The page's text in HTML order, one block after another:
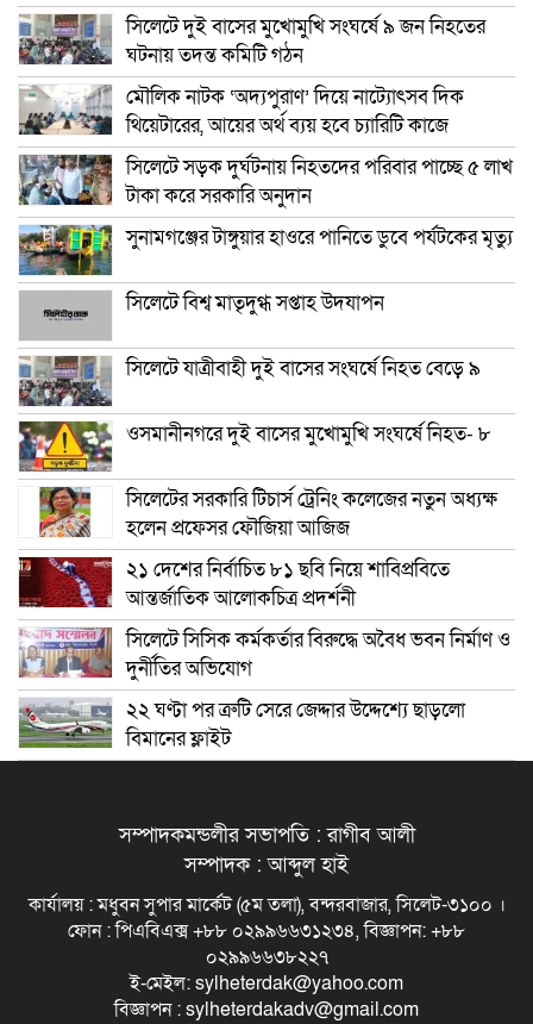
সিলেটে দুই বাসের মুখোমুখি সংঘর্ষে ৯ জন নিহতের
ঘটনায় তদন্ত কমিটি গঠন
মৌলিক নাটক ‘অদ্যপুরাণ’ দিয়ে নাট্যোৎসব দিক
থিয়েটারের, আয়ের অর্থ ব্যয় হবে চ্যারিটি কাজে
সিলেটে সড়ক দুর্ঘটনায় নিহতদের পরিবার পাচ্ছে ৫ লাখ
টাকা করে সরকারি অনুদান
সুনামগঞ্জের টাঙ্গুয়ার হাওরে পানিতে ডুবে পর্যটকের মৃত্যু
সিলেটে বিশ্ব মাতৃদুগ্ধ সপ্তাহ উদযাপন
সিলেটে যাত্রীবাহী দুই বাসের সংঘর্ষে নিহত বেড়ে ৯
ওসমানীনগরে দুই বাসের মুখোমুখি সংঘর্ষে নিহত- ৮
সিলেটের সরকারি টিচার্স ট্রেনিং কলেজের নতুন অধ্যক্ষ
হলেন প্রফেসর ফৌজিয়া আজিজ
২১ দেশের নির্বাচিত ৮১ ছবি নিয়ে শাবিপ্রবিতে
আন্তর্জাতিক আলোকচিত্র প্রদর্শনী
সিলেটে সিসিক কর্মকর্তার বিরুদ্ধে অবৈধ ভবন নির্মাণ ও
দুর্নীতির অভিযোগ
২২ ঘণ্টা পর ত্রুটি সেরে জেদ্দার উদ্দেশ্যে ছাড়লো
বিমানের ফ্লাইট
সম্পাদকমন্ডলীর সভাপতি : রাগীব আলী
সম্পাদক : আব্দুল হাই
কার্যালয় : মধুবন সুপার মার্কেট (৫ম তলা), বন্দরবাজার, সিলেট-৩১০০ ।
ফোন : পিএবিএক্স +৮৮ ০২৯৯৬৬৩১২৩৪, বিজ্ঞাপন: +৮৮
০২৯৯৬৬৩৮২২৭
ই-মেইল: sylheterdak@yahoo.com
বিজ্ঞাপন : sylheterdakadv@gmail.com